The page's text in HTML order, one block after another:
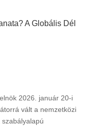
A Globális Dél
2026. január 20-i
vált a nemzetközi